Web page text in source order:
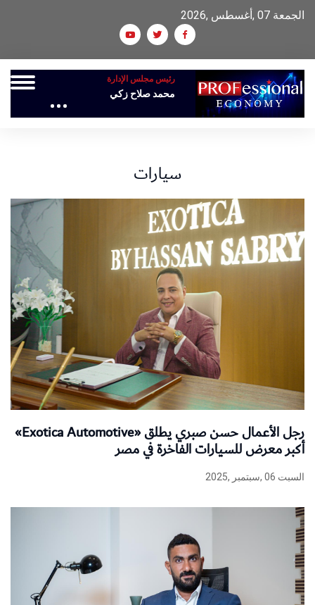
الجمعة 07 ,أغسطس ,2026
رئيس مجلس الإدارة
محمد صلاح زكي
سيارات
رجل الأعمال حسن صبري يطلق «Exotica Automotive»
أكبر معرض للسيارات الفاخرة في مصر
السبت 06 ,سبتمبر ,2025